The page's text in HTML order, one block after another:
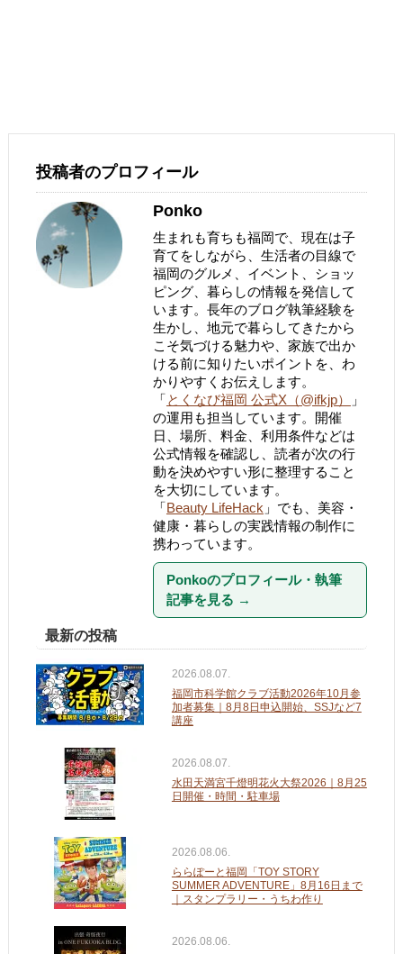
投稿者のプロフィール
Ponko
生まれも育ちも福岡で、現在は子
育てをしながら、生活者の目線で
福岡のグルメ、イベント、ショッ
ピング、暮らしの情報を発信して
います。長年のブログ執筆経験を
生かし、地元で暮らしてきたから
こそ気づける魅力や、家族で出か
ける前に知りたいポイントを、わ
かりやすくお伝えします。
「とくなび福岡 公式X（@ifkjp）
」
の運用も担当しています。開催
日、場所、料金、利用条件などは
公式情報を確認し、読者が次の行
動を決めやすい形に整理すること
を大切にしています。
「Beauty LifeHack 」でも、美容・
健康・暮らしの実践情報の制作に
携わっています。
Ponkoのプロフィール・執筆
記事を見る →
最新の投稿
2026.08.07.
福岡市科学館クラブ活動2026年10月参
加者募集｜8月8日申込開始、SSJなど7
講座
2026.08.07.
水田天満宮千燈明花火大祭2026｜8月25
日開催・時間・駐車場
2026.08.06.
ららぽーと福岡「TOY STORY
SUMMER ADVENTURE」8月16日まで
｜スタンプラリー・うちわ作り
2026.08.06.